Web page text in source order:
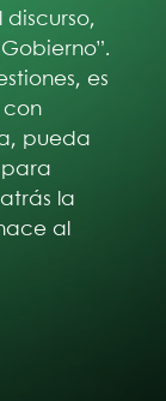
discurso,
es
con
pueda
para
la
al